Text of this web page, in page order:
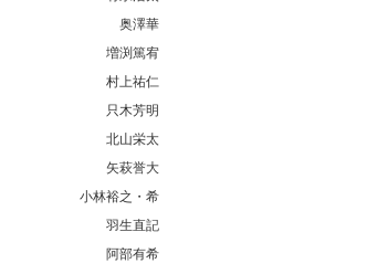
奥澤華
増渕篤宥
村上祐仁
只木芳明
北山栄太
矢萩誉大
小林裕之・希
羽生直記
阿部有希